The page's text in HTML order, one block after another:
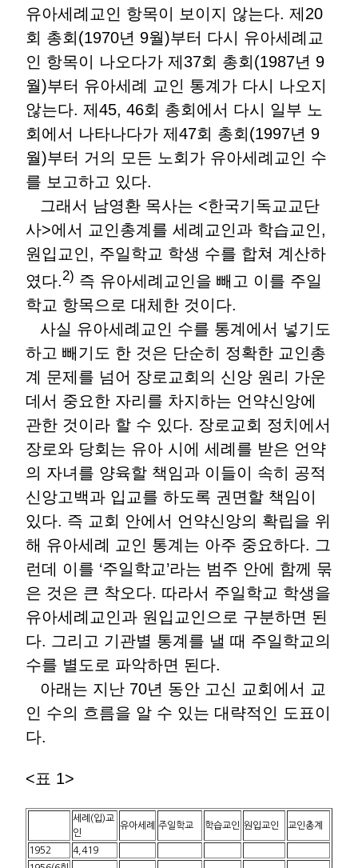
유아세례교인 항목이 보이지 않는다. 제20
회 총회(1970년 9월)부터 다시 유아세례교
인 항목이 나오다가 제37회 총회(1987년 9
월)부터 유아세례 교인 통계가 다시 나오지
않는다. 제45, 46회 총회에서 다시 일부 노
회에서 나타나다가 제47회 총회(1997년 9
월)부터 거의 모든 노회가 유아세례교인 수
를 보고하고 있다.
그래서 남영환 목사는 <한국기독교교단
사>에서 교인총계를 세례교인과 학습교인,
원입교인, 주일학교 학생 수를 합쳐 계산하
였다.2) 즉 유아세례교인을 빼고 이를 주일
학교 항목으로 대체한 것이다.
사실 유아세례교인 수를 통계에서 넣기도
하고 빼기도 한 것은 단순히 정확한 교인총
계 문제를 넘어 장로교회의 신앙 원리 가운
데서 중요한 자리를 차지하는 언약신앙에
관한 것이라 할 수 있다. 장로교회 정치에서
장로와 당회는 유아 시에 세례를 받은 언약
의 자녀를 양육할 책임과 이들이 속히 공적
신앙고백과 입교를 하도록 권면할 책임이
있다. 즉 교회 안에서 언약신앙의 확립을 위
해 유아세례 교인 통계는 아주 중요하다. 그
런데 이를 ‘주일학교’라는 범주 안에 함께 묶
은 것은 큰 착오다. 따라서 주일학교 학생을
유아세례교인과 원입교인으로 구분하면 된
다. 그리고 기관별 통계를 낼 때 주일학교의
수를 별도로 파악하면 된다.
아래는 지난 70년 동안 고신 교회에서 교
인 수의 흐름을 알 수 있는 대략적인 도표이
다.
<표 1>
세례(입)교
인
유아세례 주일학교 학습교인 원입교인 교인총계
1952
4,419